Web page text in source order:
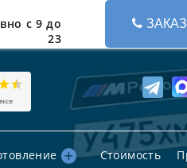
с 9 до
23
Стоимость